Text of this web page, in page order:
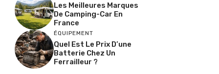
Les Meilleures Marques
De Camping-Car En
France
ÉQUIPEMENT
Quel Est Le Prix D’une
Batterie Chez Un
Ferrailleur ?